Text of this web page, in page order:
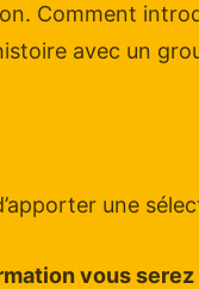
Comment
avec un
une
vous